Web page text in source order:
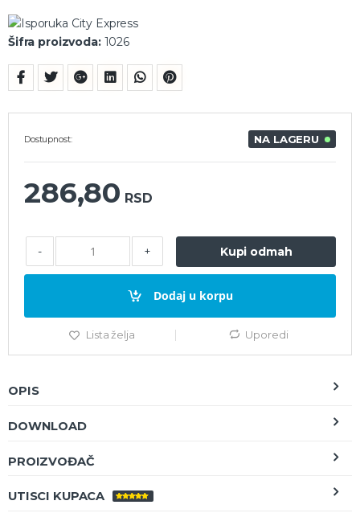
Šifra proizvoda: 1026
Dostupnost: NA LAGERU
286,80 RSD
- +
Dodaj u korpu
Kupi odmah
Lista želja Uporedi
OPIS
DOWNLOAD
PROIZVOĐAČ
UTISCI KUPACA